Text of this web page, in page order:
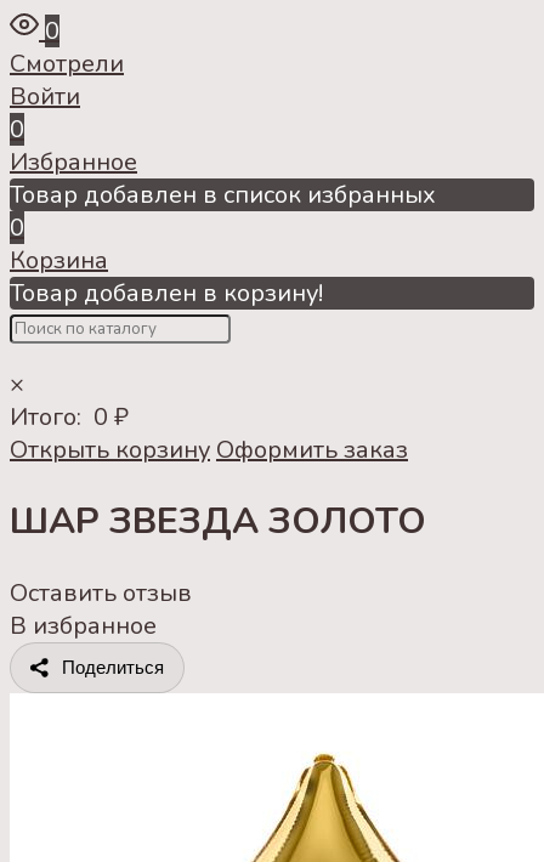
0
Смотрели
Войти
0
Избранное
Товар добавлен в список избранных
0
Корзина
Товар добавлен в корзину!
×
Итого: 0 ₽
Открыть корзину Оформить заказ
ШАР ЗВЕЗДА ЗОЛОТО
Оставить отзыв
В избранное
Поделиться